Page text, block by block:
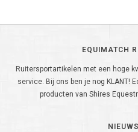
EQUIMATCH
Ruitersportartikelen met een hoge
service. Bij ons ben je nog KLANT!
producten van Shires